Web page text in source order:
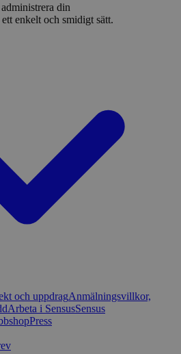
din
enkelt och smidigt sätt.
och uppdragAnmälningsvillkor,
Arbeta i SensusSensus
Press